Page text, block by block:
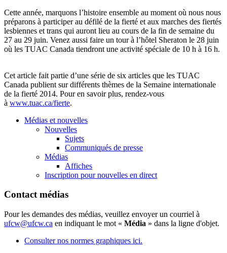
Cette année, marquons l’histoire ensemble au moment où nous nous
préparons à participer au défilé de la fierté et aux marches des fiertés
lesbiennes et trans qui auront lieu au cours de la fin de semaine du
27 au 29 juin. Venez aussi faire un tour à l’hôtel Sheraton le 28 juin
où les TUAC Canada tiendront une activité spéciale de 10 h à 16 h.
Cet article fait partie d’une série de six articles que les TUAC
Canada publient sur différents thèmes de la Semaine internationale
de la fierté 2014. Pour en savoir plus, rendez-vous
à www.tuac.ca/fierte.
Médias et nouvelles
Nouvelles
Sujets
Communiqués de presse
Médias
Affiches
Inscription pour nouvelles en direct
Contact médias
Pour les demandes des médias, veuillez envoyer un courriel à
ufcw@ufcw.ca en indiquant le mot « Média » dans la ligne d'objet.
Consulter nos normes graphiques ici.